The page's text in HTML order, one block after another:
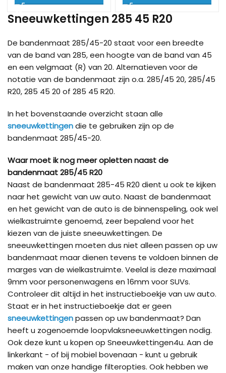
Sneeuwkettingen 285 45 R20
De bandenmaat 285/45-20 staat voor een breedte
van de band van 285, een hoogte van de band van 45
en een velgmaat (R) van 20. Alternatieven voor de
notatie van de bandenmaat zijn o.a. 285/45 20, 285/45
R20, 285 45 20 of 285 45 R20.
In het bovenstaande overzicht staan alle
sneeuwkettingendie te gebruiken zijn op de
bandenmaat 285/45-20.
Waar moet ik nog meer opletten naast de
bandenmaat 285/45 R20
Naast de bandenmaat 285-45 R20 dient u ook te kijken
naar het gewicht van uw auto. Naast de bandenmaat
en het gewicht van de auto is de binnenspeling, ook wel
wielkastruimte genoemd, zeer bepalend voor het
kiezen van de juiste sneeuwkettingen. De
sneeuwkettingen moeten dus niet alleen passen op uw
bandenmaat maar dienen tevens te voldoen binnen de
marges van de wielkastruimte. Veelal is deze maximaal
9mm voor personenwagens en 16mm voor SUVs.
Controleer dit altijd in het instructieboekje van uw auto.
Staat er in het instructieboekje dat er geen
sneeuwkettingenpassen op uw bandenmaat? Dan
heeft u zogenoemde loopvlaksneeuwkettingen nodig.
Ook deze kunt u kopen op Sneeuwkettingen4u. Aan de
linkerkant - of bij mobiel bovenaan - kunt u gebruik
maken van onze handige filteropties. Ook hebben we